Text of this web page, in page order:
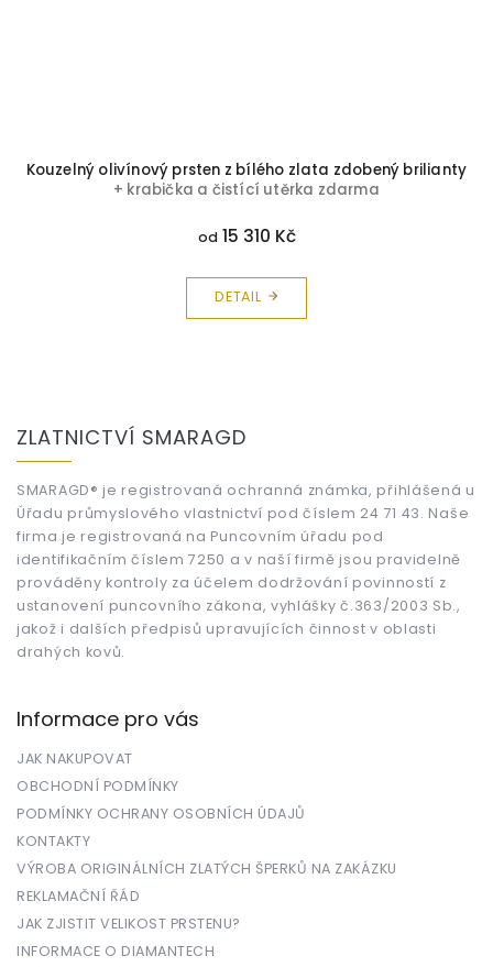
Kouzelný olivínový prsten z bílého zlata zdobený brilianty
+ krabička a čistící utěrka zdarma
od15 310 Kč
DETAIL
ZLATNICTVÍ SMARAGD
SMARAGD® je registrovaná ochranná známka, přihlášená u
Úřadu průmyslového vlastnictví pod číslem 24 71 43. Naše
firma je registrovaná na Puncovním úřadu pod
identifikačním číslem 7250 a v naší firmě jsou pravidelně
prováděny kontroly za účelem dodržování povinností z
ustanovení puncovního zákona, vyhlášky č.363/2003 Sb.,
jakož i dalších předpisů upravujících činnost v oblasti
drahých kovů.
Informace pro vás
JAK NAKUPOVAT
OBCHODNÍ PODMÍNKY
PODMÍNKY OCHRANY OSOBNÍCH ÚDAJŮ
KONTAKTY
VÝROBA ORIGINÁLNÍCH ZLATÝCH ŠPERKŮ NA ZAKÁZKU
REKLAMAČNÍ ŘÁD
JAK ZJISTIT VELIKOST PRSTENU?
INFORMACE O DIAMANTECH